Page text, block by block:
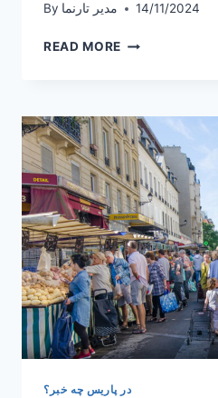
By مدیر تارنما 14/11/2024
READ MORE حواشی
اسرائيل
و
فرانسه
در پاریس چه خبر؟